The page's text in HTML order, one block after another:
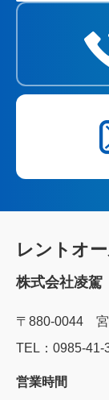
レントオ
株式会社凌駕
〒880-0044 宮
TEL：
営業時間